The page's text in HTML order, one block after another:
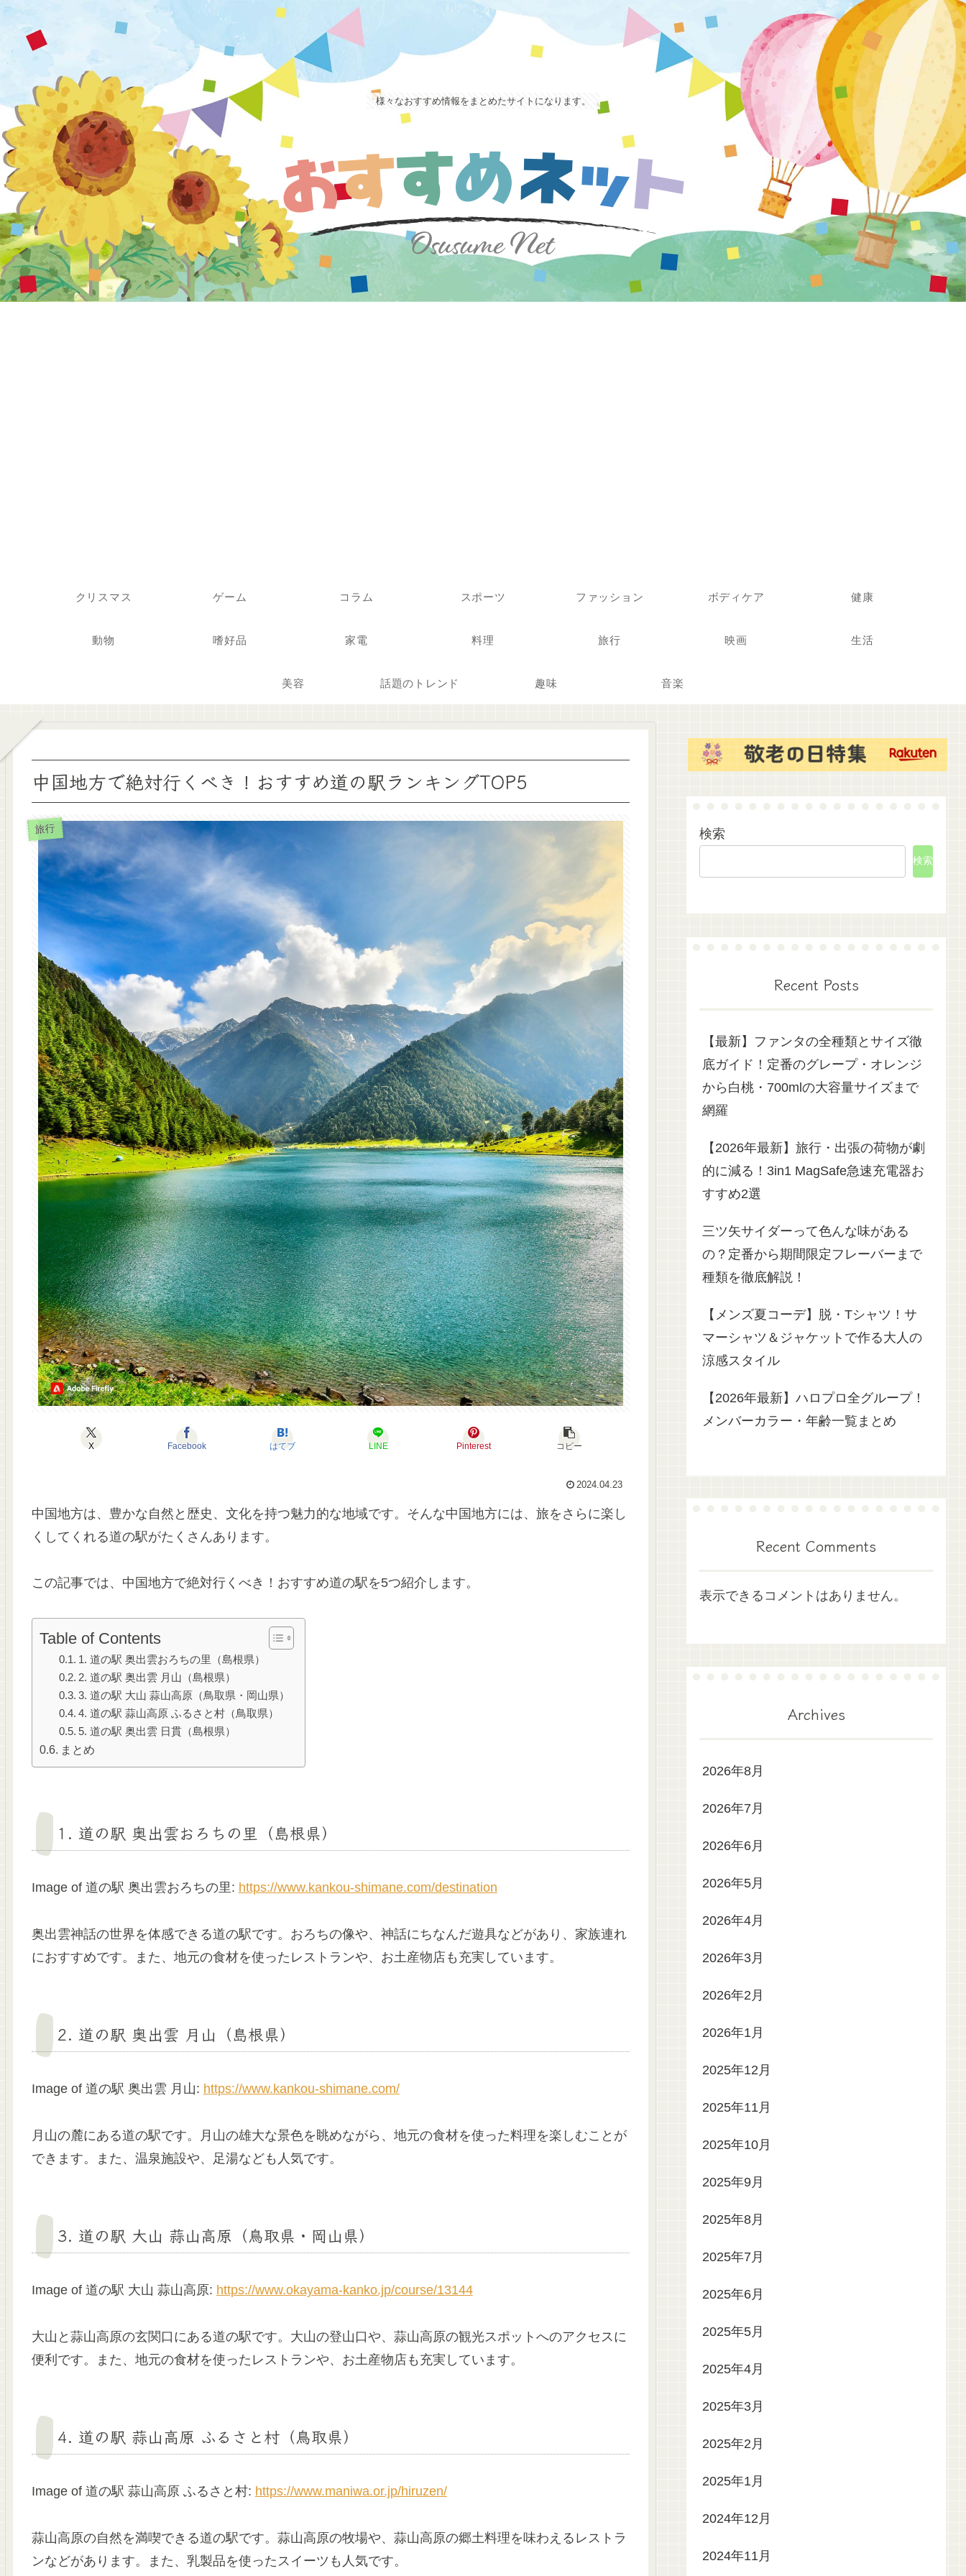
様々なおすすめ情報をまとめたサイトになります。
クリスマス ゲーム コラム スポーツ ファッション ボディケア 健康
動物 嗜好品 家電 料理 旅行 映画 生活
美容 話題のトレンド 趣味 音楽
中国地方で絶対行くべき！おすすめ道の駅ランキングTOP5
旅行
X Facebook はてブ LINE Pinterest コピー
2024.04.23
中国地方は、豊かな自然と歴史、文化を持つ魅力的な地域です。そんな中国地方には、旅をさらに楽し
くしてくれる道の駅がたくさんあります。
この記事では、中国地方で絶対行くべき！おすすめ道の駅を5つ紹介します。
Table of Contents
1. 道の駅 奥出雲おろちの里（島根県）
2. 道の駅 奥出雲 月山（島根県）
3. 道の駅 大山 蒜山高原（鳥取県・岡山県）
4. 道の駅 蒜山高原 ふるさと村（鳥取県）
5. 道の駅 奥出雲 日貫（島根県）
まとめ
1. 道の駅 奥出雲おろちの里（島根県）
Image of 道の駅 奥出雲おろちの里: https://www.kankou-shimane.com/destination
奥出雲神話の世界を体感できる道の駅です。おろちの像や、神話にちなんだ遊具などがあり、家族連れ
におすすめです。また、地元の食材を使ったレストランや、お土産物店も充実しています。
2. 道の駅 奥出雲 月山（島根県）
Image of 道の駅 奥出雲 月山: https://www.kankou-shimane.com/
月山の麓にある道の駅です。月山の雄大な景色を眺めながら、地元の食材を使った料理を楽しむことが
できます。また、温泉施設や、足湯なども人気です。
3. 道の駅 大山 蒜山高原（鳥取県・岡山県）
Image of 道の駅 大山 蒜山高原: https://www.okayama-kanko.jp/course/13144
大山と蒜山高原の玄関口にある道の駅です。大山の登山口や、蒜山高原の観光スポットへのアクセスに
便利です。また、地元の食材を使ったレストランや、お土産物店も充実しています。
4. 道の駅 蒜山高原 ふるさと村（鳥取県）
Image of 道の駅 蒜山高原 ふるさと村: https://www.maniwa.or.jp/hiruzen/
蒜山高原の自然を満喫できる道の駅です。蒜山高原の牧場や、蒜山高原の郷土料理を味わえるレストラ
ンなどがあります。また、乳製品を使ったスイーツも人気です。
検索
検索
Recent Posts
【最新】ファンタの全種類とサイズ徹
底ガイド！定番のグレープ・オレンジ
から白桃・700mlの大容量サイズまで
網羅
【2026年最新】旅行・出張の荷物が劇
的に減る！3in1 MagSafe急速充電器お
すすめ2選
三ツ矢サイダーって色んな味がある
の？定番から期間限定フレーバーまで
種類を徹底解説！
【メンズ夏コーデ】脱・Tシャツ！サ
マーシャツ＆ジャケットで作る大人の
涼感スタイル
【2026年最新】ハロプロ全グループ！
メンバーカラー・年齢一覧まとめ
Recent Comments
表示できるコメントはありません。
Archives
2026年8月
2026年7月
2026年6月
2026年5月
2026年4月
2026年3月
2026年2月
2026年1月
2025年12月
2025年11月
2025年10月
2025年9月
2025年8月
2025年7月
2025年6月
2025年5月
2025年4月
2025年3月
2025年2月
2025年1月
2024年12月
2024年11月